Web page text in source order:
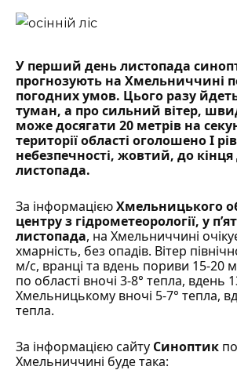
У перший день листопада
прогнозують на Хмельниччині
погодних умов. Цього разу
туман, а про сильний вітер,
може досягати 20 метрів на
території області оголошено І
небезпечності, жовтий, до
листопада.
За інформацієюХмельницького
центру з гідрометеорології, у
листопада, на Хмельниччині
хмарність, без опадів. Вітер
м/с, вранці та вдень пориви 15-20
по області вночі 3-8° тепла, вдень
Хмельницькому вночі 5-7° тепла,
тепла.
За інформацією сайту Синоптик
Хмельниччині буде така: